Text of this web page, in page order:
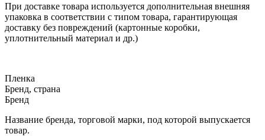
При доставке товара используется дополнительная внешняя
упаковка в соответствии с типом товара, гарантирующая
доставку без повреждений (картонные коробки,
уплотнительный материал и др.)
Пленка
Бренд, страна
Бренд
Название бренда, торговой марки, под которой выпускается
товар.